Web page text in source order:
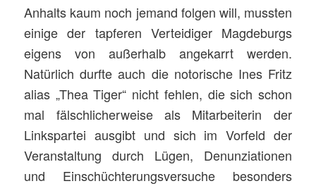
Anhalts kaum noch jemand folgen will, mussten
einige der tapferen Verteidiger Magdeburgs
eigens von außerhalb angekarrt werden.
Natürlich durfte auch die notorische Ines Fritz
alias „Thea Tiger“ nicht fehlen, die sich schon
mal fälschlicherweise als Mitarbeiterin der
Linkspartei ausgibt und sich im Vorfeld der
Veranstaltung durch Lügen, Denunziationen
und Einschüchterungsversuche besonders